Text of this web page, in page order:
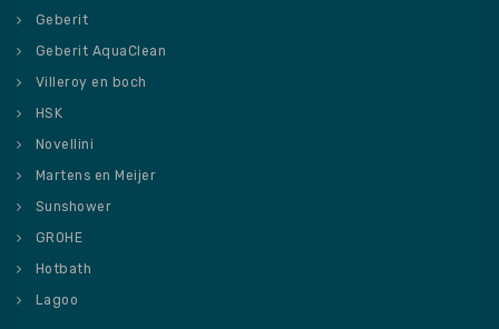
Geberit
Geberit AquaClean
Villeroy en boch
HSK
Novellini
Martens en Meijer
Sunshower
GROHE
Hotbath
Lagoo